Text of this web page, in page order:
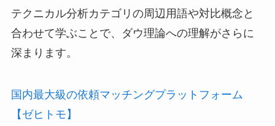
テクニカル分析カテゴリの周辺用語や対比概念と
合わせて学ぶことで、ダウ理論への理解がさらに
深まります。
国内最大級の依頼マッチングプラットフォーム
【ゼヒトモ】